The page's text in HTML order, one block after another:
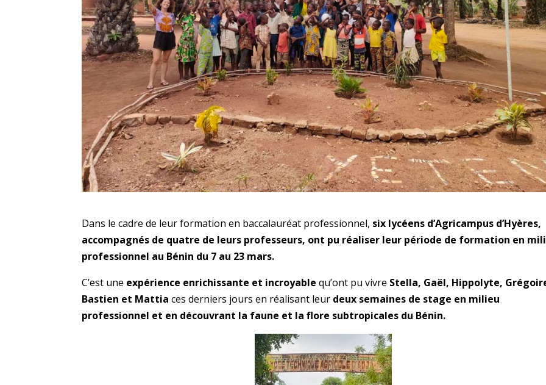
Dans le cadre de leur formation en baccalauréat professionnel, six lycéens d’Agricampus d’Hyères,
accompagnés de quatre de leurs professeurs, ont pu réaliser leur période de formation en
professionnel au Bénin du 7 au 23 mars.
C’est une expérience enrichissante et incroyable qu’ont pu vivre Stella, Gaël, Hippolyte,
Bastien et Mattia ces derniers jours en réalisant leur deux semaines de stage en milieu
professionnel et en découvrant la faune et la flore subtropicales du Bénin.